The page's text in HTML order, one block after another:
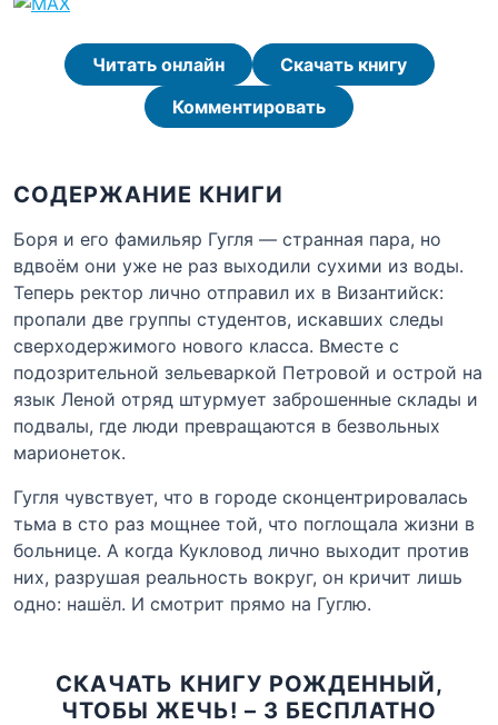
Читать онлайн
Скачать книгу
Комментировать
СОДЕРЖАНИЕ КНИГИ
Боря и его фамильяр Гугля — странная пара, но
вдвоём они уже не раз выходили сухими из воды.
Теперь ректор лично отправил их в Византийск:
пропали две группы студентов, искавших следы
сверходержимого нового класса. Вместе с
подозрительной зельеваркой Петровой и острой на
язык Леной отряд штурмует заброшенные склады и
подвалы, где люди превращаются в безвольных
марионеток.
Гугля чувствует, что в городе сконцентрировалась
тьма в сто раз мощнее той, что поглощала жизни в
больнице. А когда Кукловод лично выходит против
них, разрушая реальность вокруг, он кричит лишь
одно: нашёл. И смотрит прямо на Гуглю.
СКАЧАТЬ КНИГУ РОЖДЕННЫЙ,
ЧТОБЫ ЖЕЧЬ! – 3 БЕСПЛАТНО